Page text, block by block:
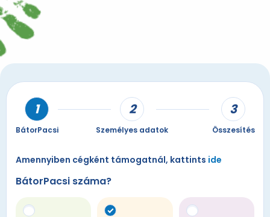
BátorPacsi Személyes adatok Összesítés
Amennyiben cégként támogatnál, kattints ide
BátorPacsi száma?